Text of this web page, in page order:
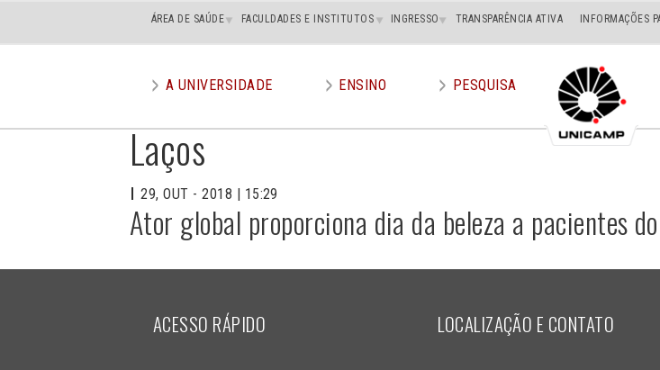
Main
superior
ÁREA DE SAÚDE FACULDADES E INSTITUTOS INGRESSO TRANSPARÊNCIA ATIVA INFORMAÇÕES
menu
A UNIVERSIDADE ENSINO PESQUISA
Laços
29, OUT - 2018 | 15:29
Ator global proporciona dia da beleza a pacientes
ACESSO RÁPIDO LOCALIZAÇÃO E CONTATO